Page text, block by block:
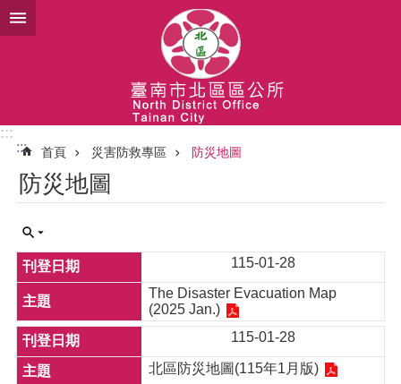
跳到主要內容區塊
:::
:::
首頁 災害防救專區 防災地圖
防災地圖
115-01-28
The Disaster Evacuation Map
(2025 Jan.)
115-01-28
北區防災地圖(115年1月版)